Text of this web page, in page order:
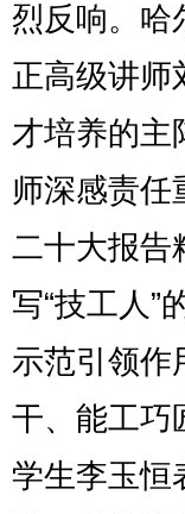
烈反响。哈
正高级讲师
才培养的主
师深感责任
二十大报告
写“技工人”
示范引领作
干、能工巧
学生李玉恒